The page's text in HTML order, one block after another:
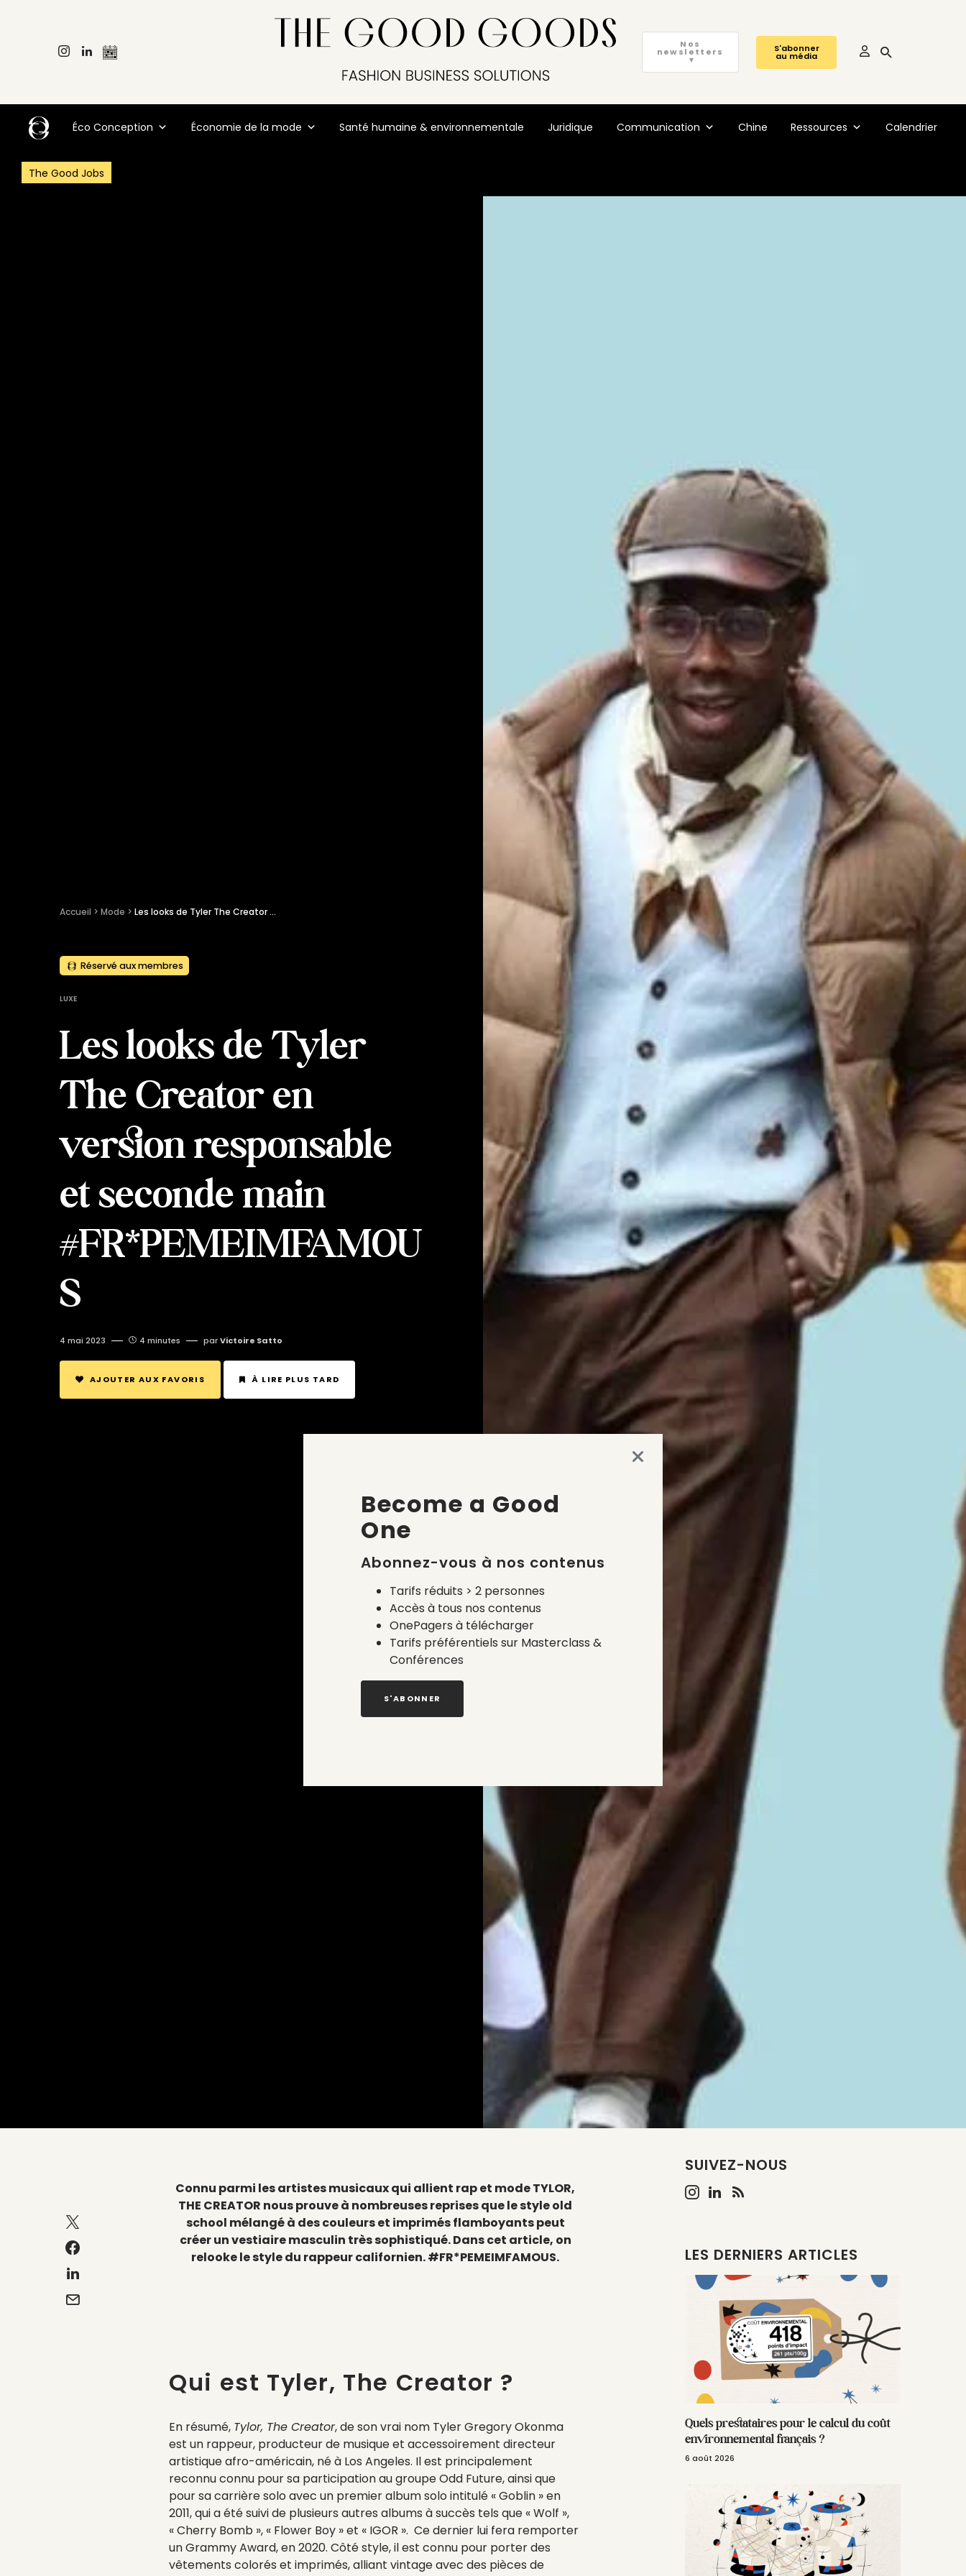
Nos
newsletters
▼
S'abonner
au média
Éco Conception Économie de la mode Santé humaine & environnementale Juridique Communication Chine Ressources Calendrier
The Good Jobs
Accueil > Mode > Les looks de Tyler The Creator en version responsable et seconde main #FR*PEMEIMFAMOUS
Réservé aux membres
LUXE
Les looks de Tyler
The Creator en
version responsable
et seconde main
#FR*PEMEIMFAMOU
S
4 mai 2023 4 minutes par Victoire Satto
AJOUTER AUX FAVORIS À LIRE PLUS TARD
Connu parmi les artistes musicaux qui allient rap et mode TYLOR,
THE CREATOR nous prouve à nombreuses reprises que le style old
school mélangé à des couleurs et imprimés flamboyants peut
créer un vestiaire masculin très sophistiqué. Dans cet article, on
relooke le style du rappeur californien. #FR*PEMEIMFAMOUS.
Qui est Tyler, The Creator ?
En résumé, Tylor, The Creator, de son vrai nom Tyler Gregory Okonma
est un rappeur, producteur de musique et accessoirement directeur
artistique afro-américain, né à Los Angeles. Il est principalement
reconnu connu pour sa participation au groupe Odd Future, ainsi que
pour sa carrière solo avec un premier album solo intitulé « Goblin » en
2011, qui a été suivi de plusieurs autres albums à succès tels que « Wolf »,
« Cherry Bomb », « Flower Boy » et « IGOR ». Ce dernier lui fera remporter
un Grammy Award, en 2020. Côté style, il est connu pour porter des
vêtements colorés et imprimés, alliant vintage avec des pièces de
SUIVEZ-NOUS
LES DERNIERS ARTICLES
Quels prestataires pour le calcul du coût
environnemental français ?
6 août 2026
Become a Good
One
Abonnez-vous à nos contenus
Tarifs réduits > 2 personnes
Accès à tous nos contenus
OnePagers à télécharger
Tarifs préférentiels sur Masterclass &
Conférences
S'ABONNER